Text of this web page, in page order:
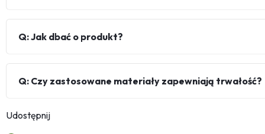
Q: Jak dbać o produkt?
Q: Czy zastosowane materiały zapewniają trwałość?
Udostępnij